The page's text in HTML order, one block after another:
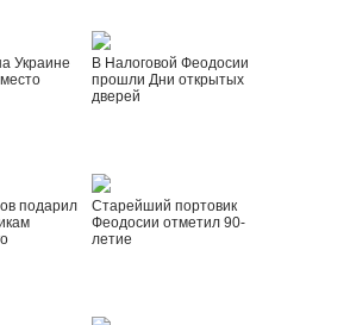
Украине
В Налоговой Феодосии
прошли Дни открытых
дверей
подарил
Старейший портовик
Феодосии отметил 90-
летие